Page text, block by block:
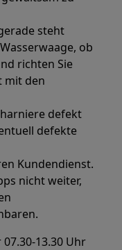
steht
ob
richten Sie
mit den
defekt
defekte
Kundendienst.
nicht weiter,
07.30-13.30 Uhr